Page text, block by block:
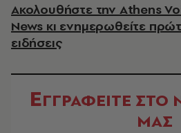
Ακολουθήστε την Athens
News κι ενημερωθείτε
ειδήσεις
ΕΓΓΡΑΦΕΙΤΕ ΣΤΟ
ΜΑΣ